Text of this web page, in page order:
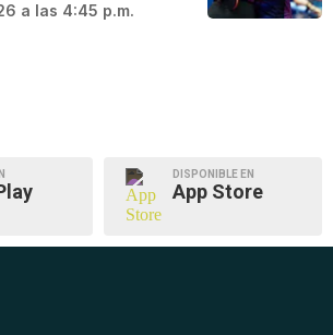
a las 4:45 p.m.
DISPONIBLE EN
App Store